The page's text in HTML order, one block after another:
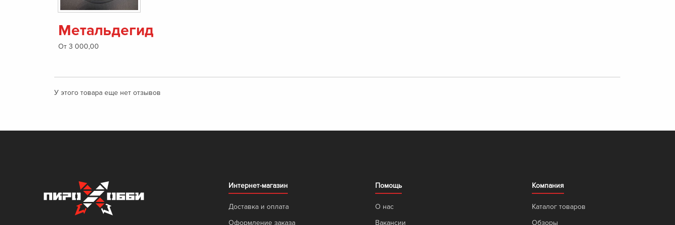
Метальдегид
От 3 000,00
У этого товара еще нет отзывов
Интернет-магазин
Доставка и оплата
Оформление заказа
Помощь
О нас
Вакансии
Компания
Каталог товаров
Обзоры